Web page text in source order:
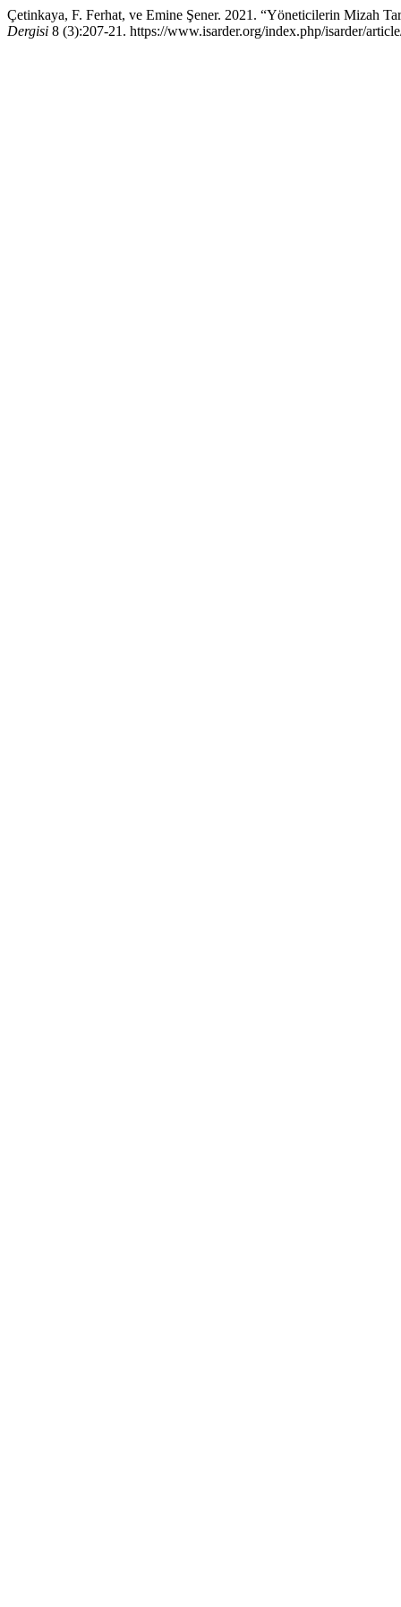
Çetinkaya, F. Ferhat, ve Emine Şener. 2021. “Yöneticilerin Mizah
Dergisi 8 (3):207-21. https://www.isarder.org/index.php/isarder/